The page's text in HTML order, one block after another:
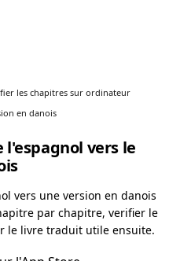
les chapitres sur ordinateur
en danois
l'espagnol vers le
vers une version en danois
par chapitre, verifier le
le livre traduit utile ensuite.